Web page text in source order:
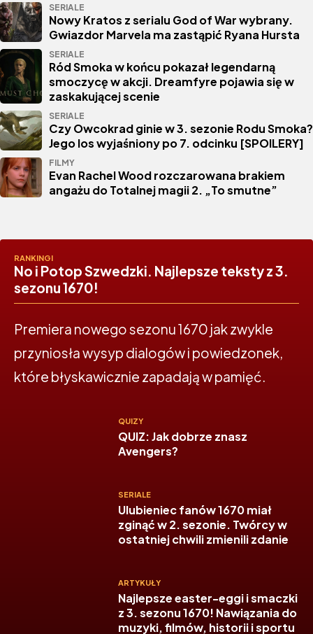
SERIALE
Nowy Kratos z serialu God of War wybrany.
Gwiazdor Marvela ma zastąpić Ryana Hursta
SERIALE
Ród Smoka w końcu pokazał legendarną
smoczycę w akcji. Dreamfyre pojawia się w
zaskakującej scenie
SERIALE
Czy Owcokrad ginie w 3. sezonie Rodu Smoka?
Jego los wyjaśniony po 7. odcinku [SPOILERY]
FILMY
Evan Rachel Wood rozczarowana brakiem
angażu do Totalnej magii 2. „To smutne”
RANKINGI
No i Potop Szwedzki. Najlepsze teksty z 3.
sezonu 1670!
Premiera nowego sezonu 1670 jak zwykle
przyniosła wysyp dialogów i powiedzonek,
które błyskawicznie zapadają w pamięć.
QUIZY
QUIZ: Jak dobrze znasz
Avengers?
SERIALE
Ulubieniec fanów 1670 miał
zginąć w 2. sezonie. Twórcy w
ostatniej chwili zmienili zdanie
ARTYKUŁY
Najlepsze easter-eggi i smaczki
z 3. sezonu 1670! Nawiązania do
muzyki, filmów, historii i sportu